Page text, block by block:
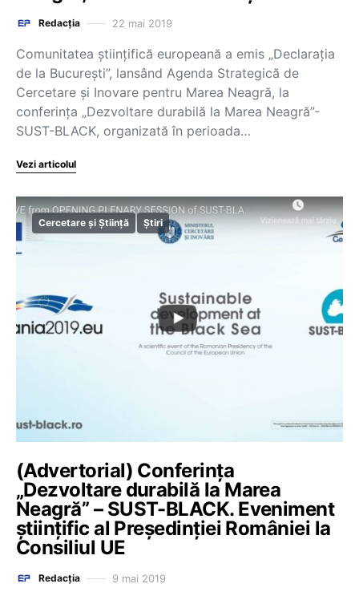
Redacția 22 mai 2019
Comunitatea științifică europeană a emis „Declarația
de la București”, lansând Agenda Strategică de
Cercetare și Inovare pentru Marea Neagră, la
conferința „Dezvoltare durabilă la Marea Neagră”-
SUST-BLACK, organizată în perioada…
Vezi articolul
Cercetare și Știință Știri
(Advertorial) Conferința
„Dezvoltare durabilă la Marea
Neagră” – SUST-BLACK. Eveniment
științific al Președinției României la
Consiliul UE
Redacția 9 mai 2019